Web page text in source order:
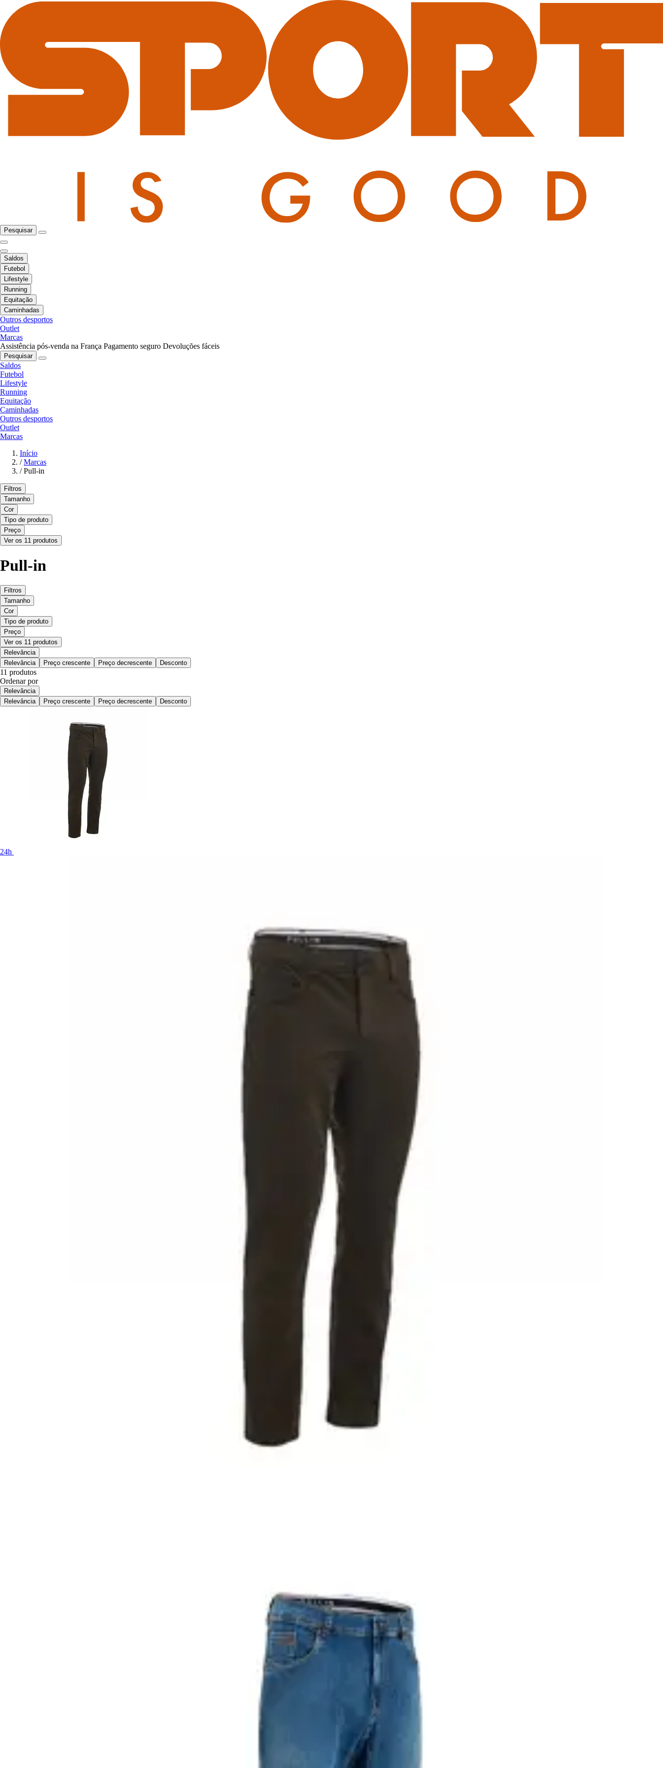
Pesquisar
Saldos
Futebol
Lifestyle
Running
Equitação
Caminhadas
Outros desportos
Outlet
Marcas
Assistência pós-venda na França Pagamento seguro Devoluções fáceis
Pesquisar
Saldos
Futebol
Lifestyle
Running
Equitação
Caminhadas
Outros desportos
Outlet
Marcas
Início
/ Marcas
/ Pull-in
Filtros
Tamanho
Cor
Tipo de produto
Preço
Ver os 11 produtos
Pull-in
Filtros
Tamanho
Cor
Tipo de produto
Preço
Ver os 11 produtos
Relevância
Relevância
Preço crescente Preço decrescente Desconto
11 produtos
Ordenar por
Relevância
Relevância
Preço crescente Preço decrescente Desconto
24h